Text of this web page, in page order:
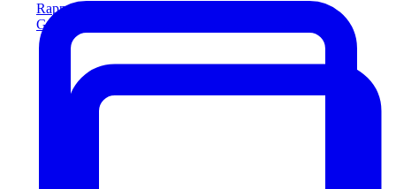
Rapports pour prêteurs
Générez des rapports conformes aux prêteurs